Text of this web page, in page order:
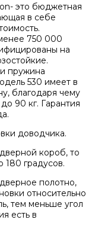
это бюджетная
в себе
750 000
на
пружина
530 имеет в
благодаря чему
90 кг. Гарантия
доводчика.
короб, то
180 градусов.
полотно,
относительно
тем меньше угол
есть в